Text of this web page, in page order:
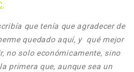
.
que tenía que agradecer de
quedado aquí, y qué mejor
no solo económicamente, sino
primera que, aunque sea un